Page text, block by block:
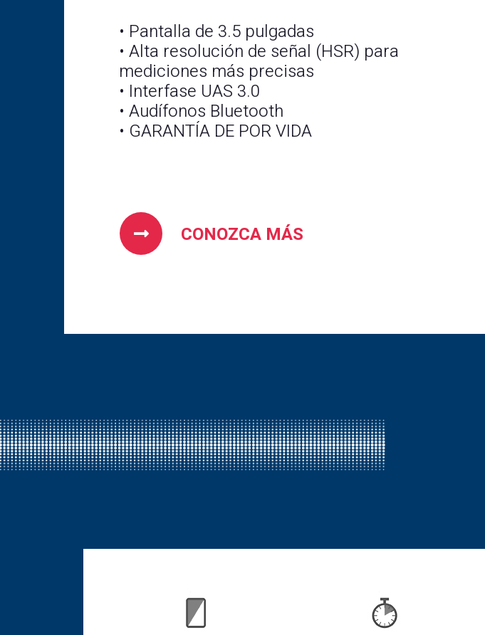
• Pantalla de 3.5 pulgadas
• Alta resolución de señal (HSR) para
mediciones más precisas
• Interfase UAS 3.0
• Audífonos Bluetooth
• GARANTÍA DE POR VIDA
CONOZCA MÁS